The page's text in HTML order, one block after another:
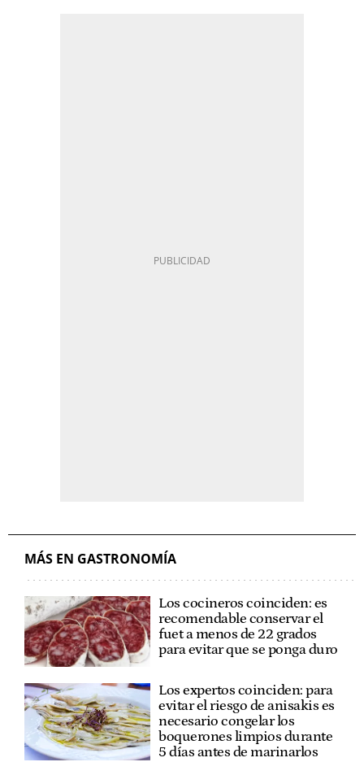
MÁS EN GASTRONOMÍA
Los cocineros coinciden: es
recomendable conservar el
fuet a menos de 22 grados
para evitar que se ponga duro
Los expertos coinciden: para
evitar el riesgo de anisakis es
necesario congelar los
boquerones limpios durante
5 días antes de marinarlos